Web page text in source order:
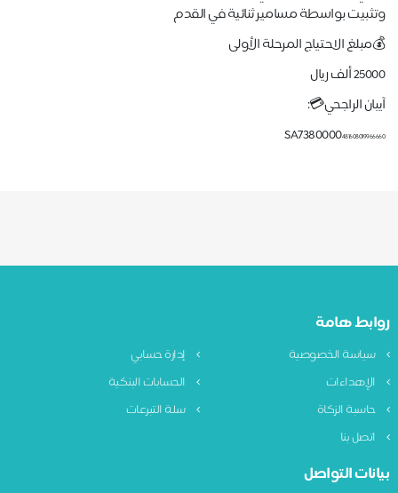
وتثبيت بواسطة مسامير ثنائية في القدم
💰مبلغ الاحتياج المرحلة الأولى
25000 ألف ريال
آيبان الراجحي💳:
SA7380000481608019966660
روابط هامة
سياسة الخصوصية
إدارة حسابي
الإهداءات
الحسابات البنكية
حاسبة الزكاة
سلة التبرعات
اتصل بنا
بيانات التواصل